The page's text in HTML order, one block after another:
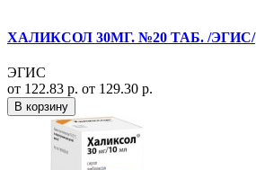
ХАЛИКСОЛ 30МГ. №20 ТАБ. /ЭГИС/
ЭГИС
от 122.83 р. от 129.30 р.
В корзину